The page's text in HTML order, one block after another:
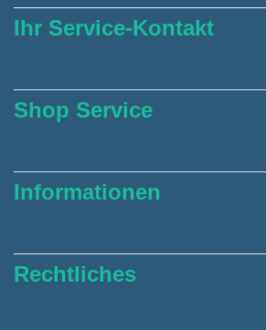
Ihr Service-Kontakt
Shop Service
Informationen
Rechtliches